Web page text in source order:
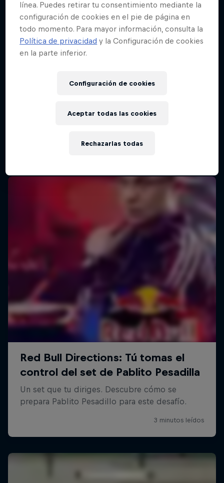
Red Bull Batalla Final Torneo de Plazas
línea. Puedes retirar tu consentimiento mediante la
configuración de cookies en el pie de página en
todo momento. Para mayor información, consulta la
Política de privacidad y la Configuración de cookies
en la parte inferior.
Configuración de cookies
Rechazarlas todas
Aceptar todas las cookies